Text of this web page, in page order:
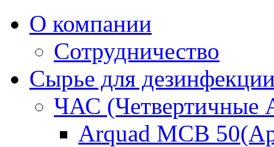
О компании
Сотрудничество
Сырье для
ЧАС (Четвертичные
Arquad MCB